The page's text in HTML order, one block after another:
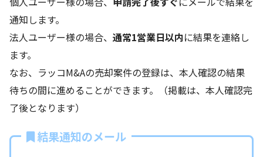
通知します。
法人ユーザー様の場合、 通常1営業日以内に結果を連絡し
ます。
なお、ラッコM&Aの売却案件の登録は、本人確認の結果
待ちの間に進めることができます。（掲載は、本人確認完
了後となります）
結果通知のメール